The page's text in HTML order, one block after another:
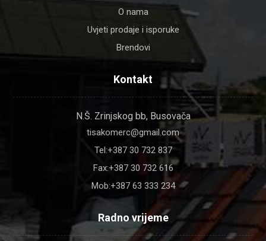
O nama
Uvjeti prodaje i isporuke
Brendovi
Kontakt
N.Š. Zrinjskog bb, Busovača
tisakomerc@gmail.com
Tel:+387 30 732 837
Fax:+387 30 732 616
Mob:+387 63 333 234
Radno vrijeme